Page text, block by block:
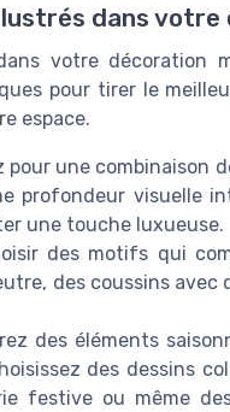
dans
votre
pour tirer le
espace.
une combinaison
profondeur visuelle
une touche luxueuse.
des motifs qui
des coussins
des éléments
des dessins
festive ou même